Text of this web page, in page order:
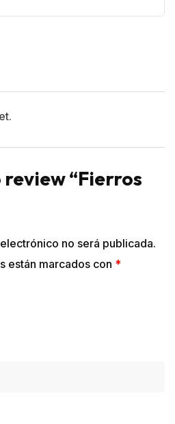
“Fierros
no será publicada.
están marcados con *